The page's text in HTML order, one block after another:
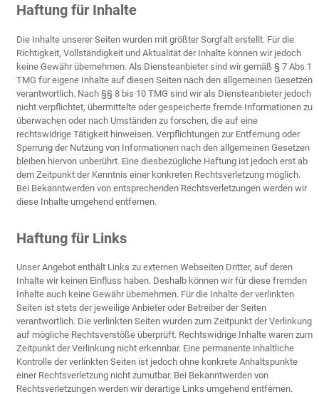
Haftung für Inhalte
Die Inhalte unserer Seiten wurden mit größter Sorgfalt erstellt. Für die
Richtigkeit, Vollständigkeit und Aktualität der Inhalte können wir jedoch
keine Gewähr übernehmen. Als Diensteanbieter sind wir gemäß § 7 Abs.1
TMG für eigene Inhalte auf diesen Seiten nach den allgemeinen Gesetzen
verantwortlich. Nach §§ 8 bis 10 TMG sind wir als Diensteanbieter jedoch
nicht verpflichtet, übermittelte oder gespeicherte fremde Informationen zu
überwachen oder nach Umständen zu forschen, die auf eine
rechtswidrige Tätigkeit hinweisen. Verpflichtungen zur Entfernung oder
Sperrung der Nutzung von Informationen nach den allgemeinen Gesetzen
bleiben hiervon unberührt. Eine diesbezügliche Haftung ist jedoch erst ab
dem Zeitpunkt der Kenntnis einer konkreten Rechtsverletzung möglich.
Bei Bekanntwerden von entsprechenden Rechtsverletzungen werden wir
diese Inhalte umgehend entfernen.
Haftung für Links
Unser Angebot enthält Links zu externen Webseiten Dritter, auf deren
Inhalte wir keinen Einfluss haben. Deshalb können wir für diese fremden
Inhalte auch keine Gewähr übernehmen. Für die Inhalte der verlinkten
Seiten ist stets der jeweilige Anbieter oder Betreiber der Seiten
verantwortlich. Die verlinkten Seiten wurden zum Zeitpunkt der Verlinkung
auf mögliche Rechtsverstöße überprüft. Rechtswidrige Inhalte waren zum
Zeitpunkt der Verlinkung nicht erkennbar. Eine permanente inhaltliche
Kontrolle der verlinkten Seiten ist jedoch ohne konkrete Anhaltspunkte
einer Rechtsverletzung nicht zumutbar. Bei Bekanntwerden von
Rechtsverletzungen werden wir derartige Links umgehend entfernen.